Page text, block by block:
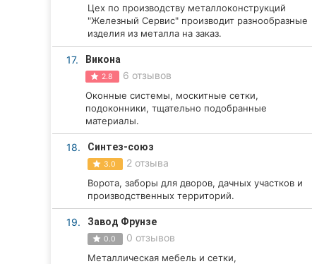
Цех по производству металлоконструкций
"Железный Сервис" производит разнообразные
изделия из металла на заказ.
17. Викона
2.8 6 отзывов
Оконные системы, москитные сетки,
подоконники, тщательно подобранные
материалы.
18. Синтез-союз
3.0 2 отзыва
Ворота, заборы для дворов, дачных участков и
производственных территорий.
19. Завод Фрунзе
0.0 0 отзывов
Металлическая мебель и сетки,